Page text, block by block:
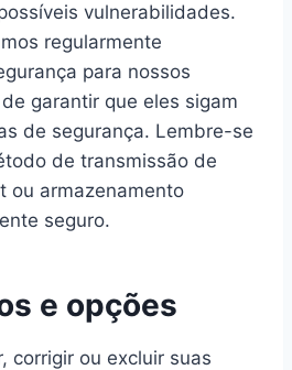
vulnerabilidades.
regularmente
para nossos
garantir que eles sigam
de segurança. Lembre-se
de transmissão de
ou armazenamento
seguro.
e opções
corrigir ou excluir suas